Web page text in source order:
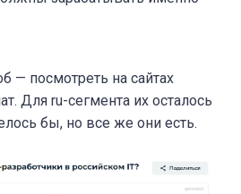
— посмотреть на сайтах
Для ru-сегмента их осталось
бы, но все же они есть.